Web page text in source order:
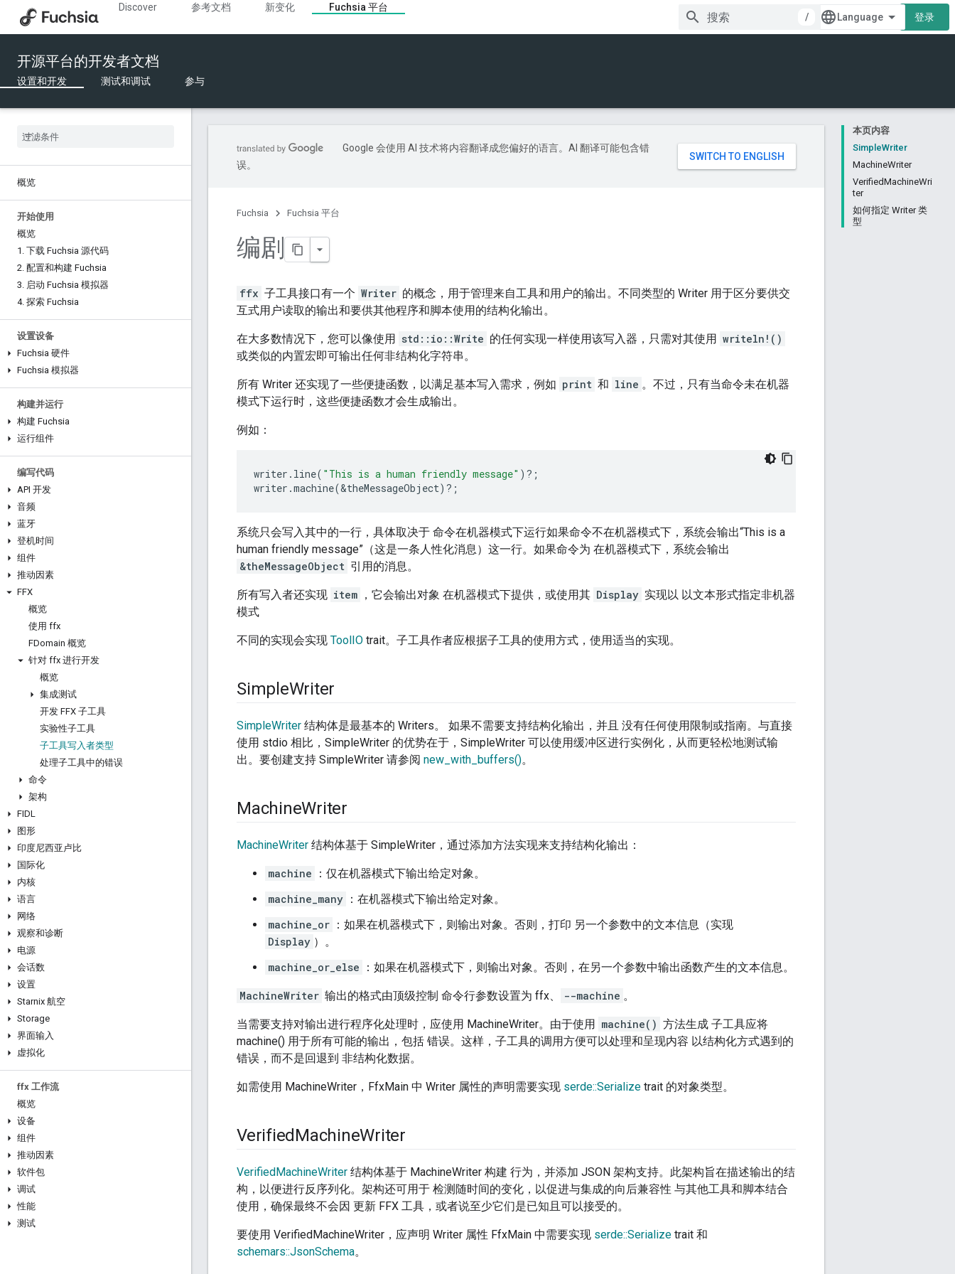
Discover 参考文档 新变化
Fuchsia 平台
/
登录
开源平台的开发者文档
设置和开发 测试和调试 参与
概览
开始使用
概览
1 . 下载 Fuchsia 源代码
2. 配置和构建 Fuchsia
3. 启动 Fuchsia 模拟器
4. 探索 Fuchsia
设置设备
Fuchsia 硬件
Fuchsia 模拟器
构建并运行
构建 Fuchsia
运行组件
编写代码
API 开发
音频
蓝牙
登机时间
组件
推动因素
FFX
概览
使用 ffx
FDomain 概览
针对 ffx 进行开发
概览
集成测试
开发 FFX 子工具
实验性子工具
子工具写入者类型
处理子工具中的错误
命令
架构
FIDL
图形
印度尼西亚卢比
国际化
内核
语言
网络
观察和诊断
电源
会话数
设置
Starnix 航空
Storage
界面输入
虚拟化
ffx 工作流
概览
设备
组件
推动因素
软件包
调试
性能
测试
本页内容
SimpleWriter
MachineWriter
VerifiedMachineWri
ter
如何指定 Writer 类
型
Google 会使用 AI 技术将内容翻译成您偏好的语言。AI 翻译可能包含错
误。
Fuchsia Fuchsia 平台
编剧
ffx 子工具接口有一个 Writer 的概念，用于管理来自工具和用户的输出。不同类型的 Writer 用于区分要供交
互式用户读取的输出和要供其他程序和脚本使用的结构化输出。
在大多数情况下，您可以像使用 std::io::Write 的任何实现一样使用该写入器，只需对其使用 writeln!()
或类似的内置宏即可输出任何非结构化字符串。
所有 Writer 还实现了一些便捷函数，以满足基本写入需求，例如 print 和 line 。不过，只有当命令未在机器
模式下运行时，这些便捷函数才会生成输出。
例如：
writer . line( "This is a human friendly message" ) ? ;
writer .machine(&theMessageObject) ? ;
系统只会写入其中的一行，具体取决于 命令在机器模式下运行如果命令不在机器模式下，系统会输出“This is a
human friendly message”（这是一条人性化消息）这一行。如果命令为 在机器模式下，系统会输出
&theMessageObject 引用的消息。
所有写入者还实现 item ，它会输出对象 在机器模式下提供，或使用其 Display 实现以 以文本形式指定非机器
模式
不同的实现会实现 ToolIO trait。子工具作者应根据子工具的使用方式，使用适当的实现。
SimpleWriter
SimpleWriter 结构体是最基本的 Writers。 如果不需要支持结构化输出，并且 没有任何使用限制或指南。与直接
使用 stdio 相比，SimpleWriter 的优势在于，SimpleWriter 可以使用缓冲区进行实例化，从而更轻松地测试输
出。要创建支持 SimpleWriter 请参阅 new_with_buffers()。
MachineWriter
MachineWriter 结构体基于 SimpleWriter，通过添加方法实现来支持结构化输出：
machine
：仅在机器模式下输出给定对象。
machine_many ：在机器模式下输出给定对象。
machine_or ：如果在机器模式下，则输出对象。否则，打印 另一个参数中的文本信息（实现
Display ）。
machine_or_else
：如果在机器模式下，则输出对象。否则，在另一个参数中输出函数产生的文本信息。
MachineWriter 输出的格式由顶级控制 命令行参数设置为 ffx、 --machine 。
当需要支持对输出进行程序化处理时，应使用 MachineWriter。由于使用 machine() 方法生成 子工具应将
machine() 用于所有可能的输出，包括 错误。这样，子工具的调用方便可以处理和呈现内容 以结构化方式遇到的
错误，而不是回退到 非结构化数据。
如需使用 MachineWriter，FfxMain 中 Writer 属性的声明需要实现 serde::Serialize trait 的对象类型。
Verified MachineWriter
VerifiedMachineWriter 结构体基于 MachineWriter 构建 行为，并添加 JSON 架构支持。此架构旨在描述输出的结
构，以便进行反序列化。架构还可用于 检测随时间的变化，以促进与集成的向后兼容性 与其他工具和脚本结合
使用，确保最终不会因 更新 FFX 工具，或者说至少它们是已知且可以接受的。
要使用 VerifiedMachineWriter，应声明 Writer 属性 FfxMain 中需要实现 serde::Serialize trait 和
schemars::JsonSchema。